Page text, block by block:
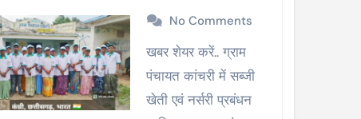
प्रशिक्षण का शुभारंभ
No Comments
खबर शेयर करें.. ग्राम
पंचायत कांचरी में सब्जी
खेती एवं नर्सरी प्रबंधन